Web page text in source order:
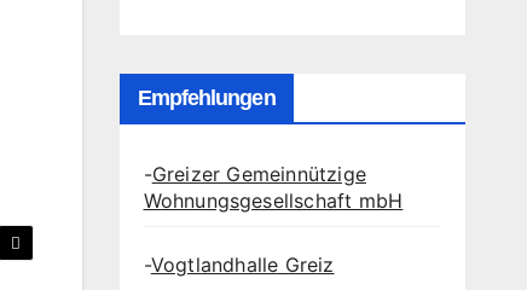
Empfehlungen
-Greizer Gemeinnützige
Wohnungsgesellschaft mbH
-Vogtlandhalle Greiz